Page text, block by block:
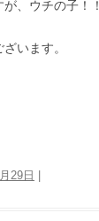
、ウチの子！！
います。
29日